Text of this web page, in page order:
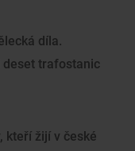
díla.
trafostanic
kteří žijí v české